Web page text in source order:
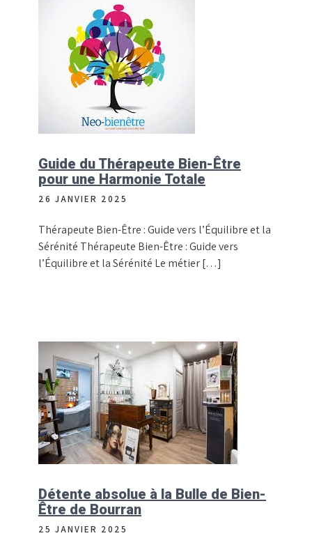
Guide du Thérapeute Bien-Être
pour une Harmonie Totale
26 JANVIER 2025
Thérapeute Bien-Être : Guide vers l’Équilibre et la
Sérénité Thérapeute Bien-Être : Guide vers
l’Équilibre et la Sérénité Le métier […]
Détente absolue à la Bulle de Bien-
Être de Bourran
25 JANVIER 2025